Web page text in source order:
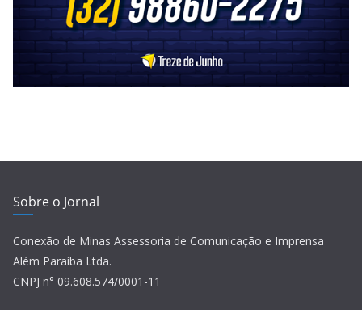
Sobre o Jornal
Conexão de Minas Assessoria de Comunicação e Imprensa
Além Paraíba Ltda.
CNPJ n° 09.608.574/0001-11